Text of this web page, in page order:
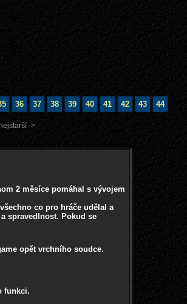
36 37 38 39 40 41 42 43 44
->
2 měsíce pomáhal s vývojem
co pro hráče udělal a
spravedlnost. Pokud se
opět vrchního soudce.
funkci.